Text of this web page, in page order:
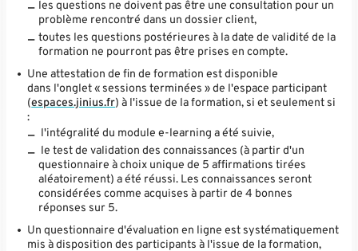
les questions ne doivent pas être une consultation pour un
problème rencontré dans un dossier client,
toutes les questions postérieures à la date de validité de la
formation ne pourront pas être prises en compte.
Une attestation de fin de formation est disponible
dans l'onglet « sessions terminées » de l'espace participant
(espaces.jinius.fr) à l'issue de la formation, si et seulement si
:
l'intégralité du module e-learning a été suivie,
le test de validation des connaissances (à partir d'un
questionnaire à choix unique de 5 affirmations tirées
aléatoirement) a été réussi. Les connaissances seront
considérées comme acquises à partir de 4 bonnes
réponses sur 5.
Un questionnaire d'évaluation en ligne est systématiquement
mis à disposition des participants à l'issue de la formation,